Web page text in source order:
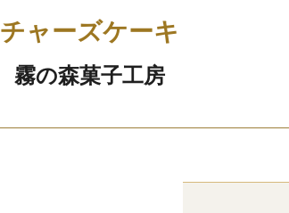
チャーズケーキ
霧の森菓子工房